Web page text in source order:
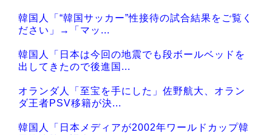
韓国人「“韓国サッカー”性接待の試合結果をご覧く
ださい」→「マッ...
韓国人「日本は今回の地震でも段ボールベッドを
出してきたので後進国...
オランダ人「至宝を手にした」佐野航大、オラン
ダ王者PSV移籍が決...
韓国人「日本メディアが2002年ワールドカップ韓